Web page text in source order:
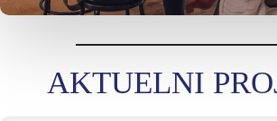
AKTUELNI